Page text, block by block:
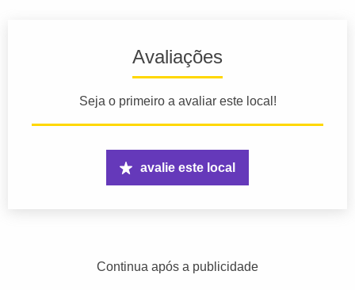
Avaliações
Seja o primeiro a avaliar este local!
avalie este local
Continua após a publicidade